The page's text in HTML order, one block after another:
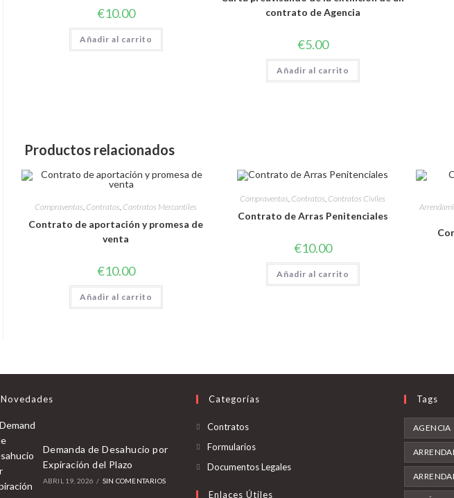
€10.00
Añadir al carrito
contrato de Agencia
€5.00
Añadir al carrito
Productos relacionados
Compraventas Contratos Contratos Mercantiles
Contrato de aportación y promesa de
venta
€10.00
Añadir al carrito
Compraventas Contratos Contratos Civiles
Contrato de Arras Penitenciales
€10.00
Añadir al carrito
Novedades
Demanda de Desahucio por
Expiración del Plazo
ABRIL 19, 2026 / SIN COMENTARIOS
Categorías
Contratos
Formularios
Documentos Legales
Enlaces Útiles
Tags
AGENCIA